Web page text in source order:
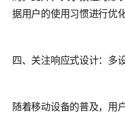
据用户的使用习惯进行优化
四、关注响应式设计：多
随着移动设备的普及，用